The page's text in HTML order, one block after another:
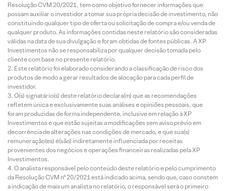
Resolução CVM 20/2021, tem como objetivo fornecer informações que
possam auxiliar o investidor a tomar sua própria decisão de investimento, não
constituindo qualquer tipo de oferta ou solicitação de compra e/ou venda de
qualquer produto. As informações contidas neste relatório são consideradas
válidas na data de sua divulgação e foram obtidas de fontes públicas. A XP
Investimentos não se responsabiliza por qualquer decisão tomada pelo
cliente com base no presente relatório.
Este relatório foi elaborado considerando a classificação de risco dos
produtos de modo a gerar resultados de alocação para cada perfil de
investidor.
O(s) signatário(s) deste relatório declara(m) que as recomendações
refletem única e exclusivamente suas análises e opiniões pessoais, que
foram produzidas de forma independente, inclusive em relação à XP
Investimentos e que estão sujeitas a modificações sem aviso prévio em
decorrência de alterações nas condições de mercado, e que sua(s)
remuneração(es) é(são) indiretamente influenciada por receitas
provenientes dos negócios e operações financeiras realizadas pela XP
Investimentos.
O analista responsável pelo conteúdo deste relatório e pelo cumprimento
da Resolução CVM nº 20/2021 está indicado acima, sendo que, caso constem
a indicação de mais um analista no relatório, o responsável será o primeiro